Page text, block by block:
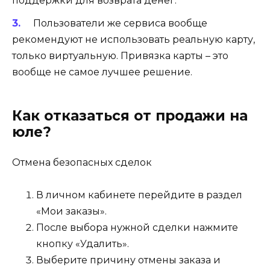
Пользователи же сервиса вообще
рекомендуют не использовать реальную карту,
только виртуальную. Привязка карты – это
вообще не самое лучшее решение.
Как отказаться от продажи на
юле?
Отмена безопасных сделок
В личном кабинете перейдите в раздел
«Мои заказы».
После выбора нужной сделки нажмите
кнопку «Удалить».
Выберите причину отмены заказа и